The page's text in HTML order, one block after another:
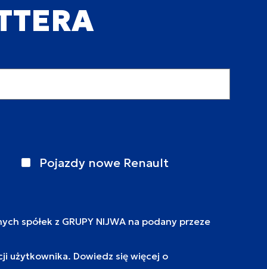
Pojazdy nowe Renault
spółek z GRUPY NIJWA na podany przeze
użytkownika. Dowiedz się więcej o